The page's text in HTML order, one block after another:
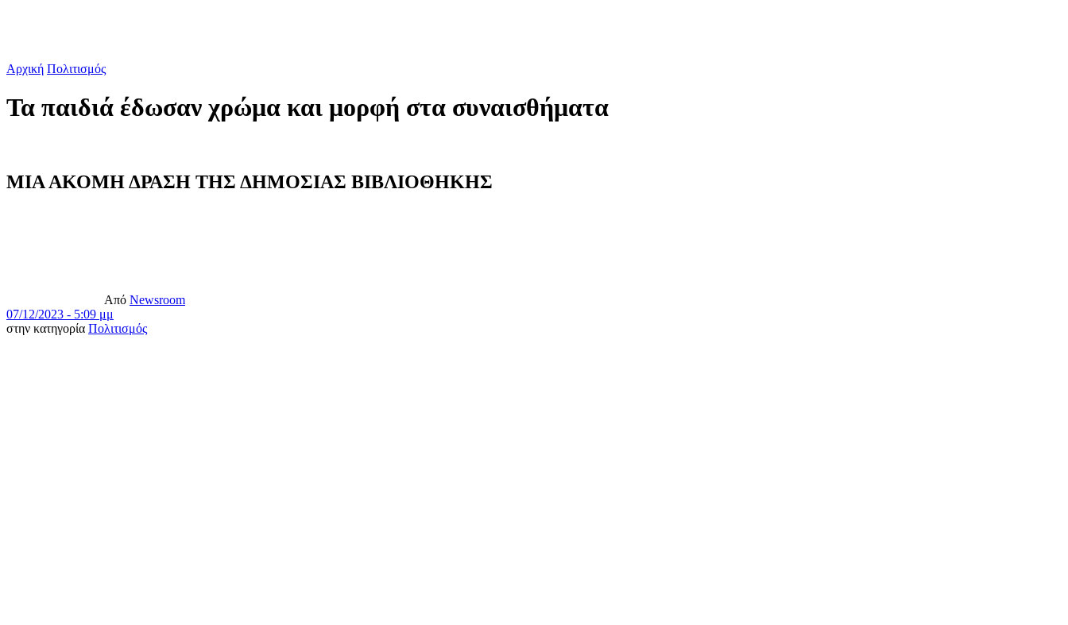
Αρχική Πολιτισμός
Τα παιδιά έδωσαν χρώμα και μορφή στα συναισθήματα
ΜΙΑ ΑΚΟΜΗ ΔΡΑΣΗ ΤΗΣ ΔΗΜΟΣΙΑΣ ΒΙΒΛΙΟΘΗΚΗΣ
Από Newsroom
07/12/2023 - 5:09 μμ
στην κατηγορία Πολιτισμός